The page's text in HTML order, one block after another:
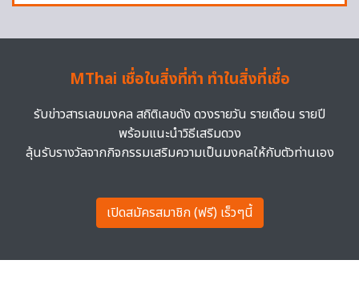
MThai เชื่อในสิ่งที่ทำ ทำในสิ่งที่เชื่อ
รับข่าวสารเลขมงคล สถิติเลขดัง ดวงรายวัน รายเดือน รายปี
พร้อมแนะนำวิธีเสริมดวง
ลุ้นรับรางวัลจากกิจกรรมเสริมความเป็นมงคลให้กับตัวท่านเอง
เปิดสมัครสมาชิก (ฟรี) เร็วๆนี้